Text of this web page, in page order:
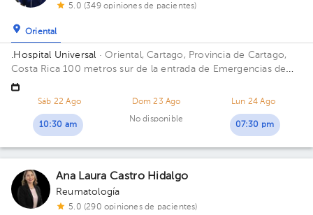
5.0 (349 opiniones de pacientes)
Oriental
.Hospital Universal · Oriental, Cartago, Provincia de Cartago,
Costa Rica100 metros sur de la entrada de Emergencias de
Hospital Max Peralta Piso 3. Consultorio 306.
Sáb 22 Ago
10:30 am
Dom 23 Ago
No disponible
Lun 24 Ago
07:30 pm
Ana Laura Castro Hidalgo
Reumatología
5.0 (290 opiniones de pacientes)